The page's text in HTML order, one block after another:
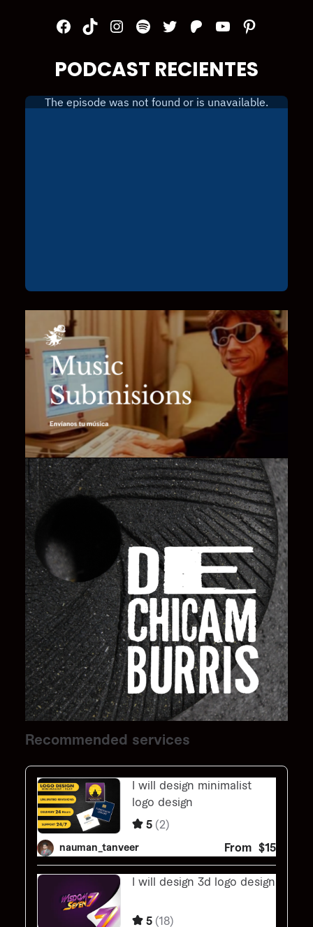
Facebook TikTok Instagram Spotify Twitter Patreon YouTube Pinterest
PODCAST RECIENTES